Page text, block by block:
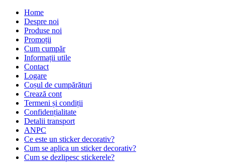
Home
Despre noi
Produse noi
Promoții
Cum cumpăr
Informații utile
Contact
Logare
Coșul de cumpărături
Crează cont
Termeni și condiții
Confidențialitate
Detalii transport
ANPC
Ce este un sticker decorativ?
Cum se aplica un sticker decorativ?
Cum se dezlipesc stickerele?